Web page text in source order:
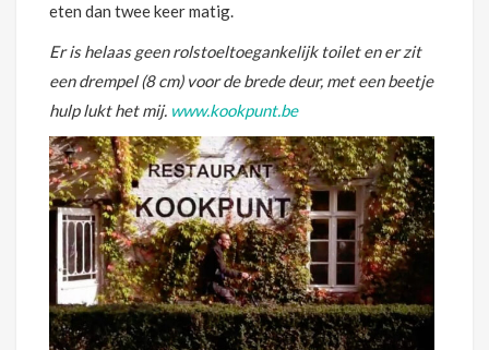
eten dan twee keer matig.
Er is helaas geen rolstoeltoegankelijk toilet en er zit
een drempel (8 cm) voor de brede deur, met een beetje
hulp lukt het mij. www.kookpunt.be